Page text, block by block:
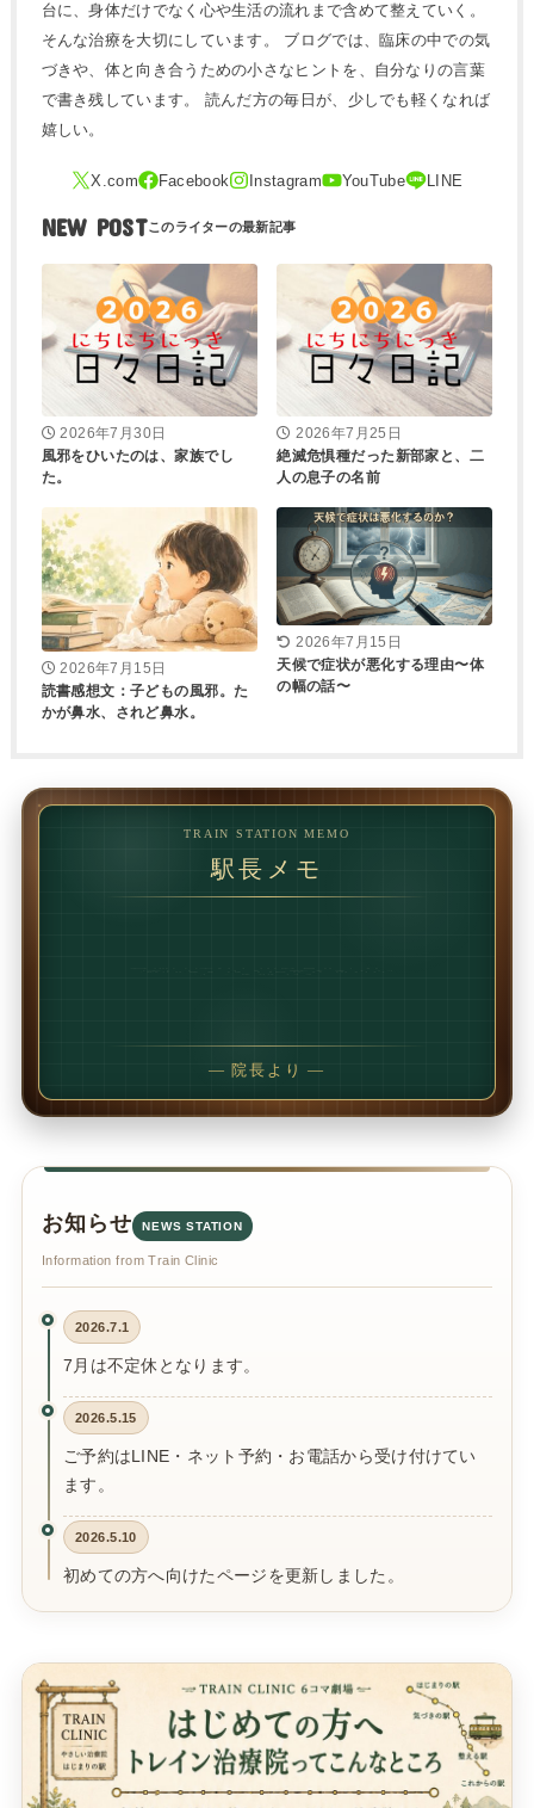
台に、身体だけでなく心や生活の流れまで含めて整えていく。
そんな治療を大切にしています。 ブログでは、臨床の中での気
づきや、体と向き合うための小さなヒントを、自分なりの言葉
で書き残しています。 読んだ方の毎日が、少しでも軽くなれば
嬉しい。
NEW POST
2026年7月30日
風邪をひいたのは、家族でし
た。
2026年7月25日
絶滅危惧種だった新部家と、二
人の息子の名前
2026年7月15日
読書感想文：子どもの風邪。た
かが鼻水、されど鼻水。
2026年7月15日
天候で症状が悪化する理由〜体
の幅の話〜
TRAIN STATION MEMO
駅長メモ
— 院長より —
お知らせ NEWS STATION
Information from Train Clinic
2026.7.1
7月は不定休となります。
2026.5.15
ご予約はLINE・ネット予約・お電話から受け付けてい
ます。
2026.5.10
初めての方へ向けたページを更新しました。